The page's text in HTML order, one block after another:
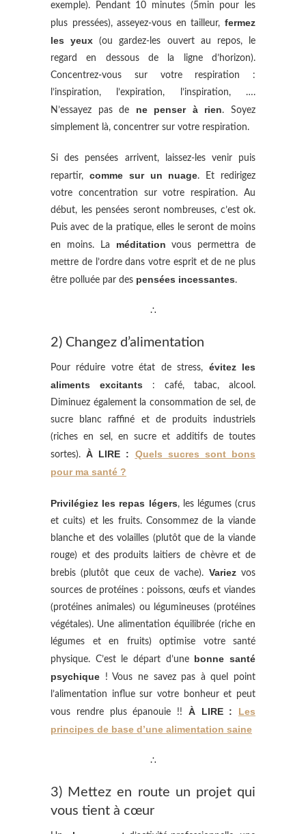
exemple). Pendant 10 minutes (5min pour les
plus pressées), asseyez-vous en tailleur, fermez
les yeux (ou gardez-les ouvert au repos, le
regard en dessous de la ligne d’horizon).
Concentrez-vous sur votre respiration :
l’inspiration, l’expiration, l’inspiration, ….
N’essayez pas de ne penser à rien. Soyez
simplement là, concentrer sur votre respiration.
Si des pensées arrivent, laissez-les venir puis
repartir, comme sur un nuage. Et redirigez
votre concentration sur votre respiration. Au
début, les pensées seront nombreuses, c’est ok.
Puis avec de la pratique, elles le seront de moins
en moins. La
méditation vous permettra de
mettre de l’ordre dans votre esprit et de ne plus
être polluée par des pensées incessantes.
∴
2) Changez d’alimentation
Pour réduire votre état de stress, évitez les
aliments excitants : café, tabac, alcool.
Diminuez également la consommation de sel, de
sucre blanc raffiné et de produits industriels
(riches en sel, en sucre et additifs de toutes
sortes).À LIRE : Quels sucres sont bons
pour ma santé ?
Privilégiez les repas légers, les légumes (crus
et cuits) et les fruits. Consommez de la viande
blanche et des volailles (plutôt que de la viande
rouge) et des produits laitiers de chèvre et de
brebis (plutôt que ceux de vache). Variezvos
sources de protéines : poissons, œufs et viandes
(protéines animales) ou légumineuses (protéines
végétales). Une alimentation équilibrée (riche en
légumes et en fruits) optimise votre santé
physique. C’est le départ d’une bonne santé
psychique ! Vous ne savez pas à quel point
l’alimentation influe sur votre bonheur et peut
vous rendre plus épanouie !! À LIRE : Les
principes de base d’une alimentation saine
∴
3) Mettez en route un projet qui
vous tient à cœur